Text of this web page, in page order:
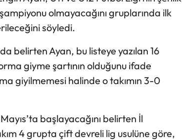
olmayacağını gruplarında ilk
söyledi.
da belirten Ayan, bu listeye yazılan 16
giyme şartının olduğunu ifade
giyilmemesi halinde o takımın 3-0
başlayacağını belirten İl
4 grupta çift devreli lig usulüne göre,